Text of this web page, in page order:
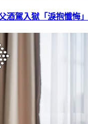
酒駕入獄「淚抱懺悔